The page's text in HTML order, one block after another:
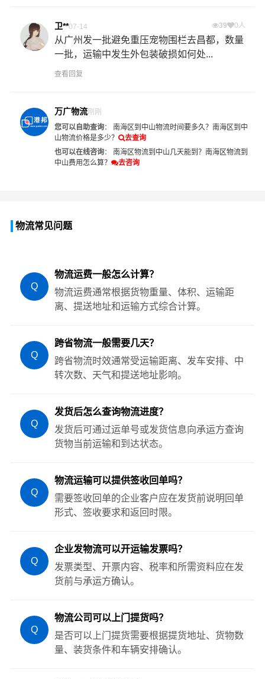
卫**07-14 39 0人
从广州发一批避免重压宠物围栏去昌都，数量
一批，运输中发生外包装破损如何处...
查看回复
万广物流刚刚
您可以自助查询： 南海区到中山物流时间要多久？ 南海区到中
山物流价格是多少？
去查询
也可以在线咨询： 南海区物流到中山几天能到？ 南海区物流到
中山费用怎么算？
去咨询
物流常见问题
Q
物流运费一般怎么计算？
物流运费通常根据货物重量、体积、运输距
离、提送地址和运输方式综合计算。
Q
跨省物流一般需要几天？
跨省物流时效通常受运输距离、发车安排、中
转次数、天气和提送地址影响。
Q
发货后怎么查询物流进度？
发货后可通过运单号或发货信息向承运方查询
货物当前运输和到达状态。
Q
物流运输可以提供签收回单吗？
需要签收回单的企业客户应在发货前说明回单
形式、签收要求和返回时限。
Q
企业发物流可以开运输发票吗？
发票类型、开票内容、税率和所需资料应在发
货前与承运方确认。
Q
物流公司可以上门提货吗？
是否可以上门提货需要根据提货地址、货物数
量、装货条件和车辆安排确认。